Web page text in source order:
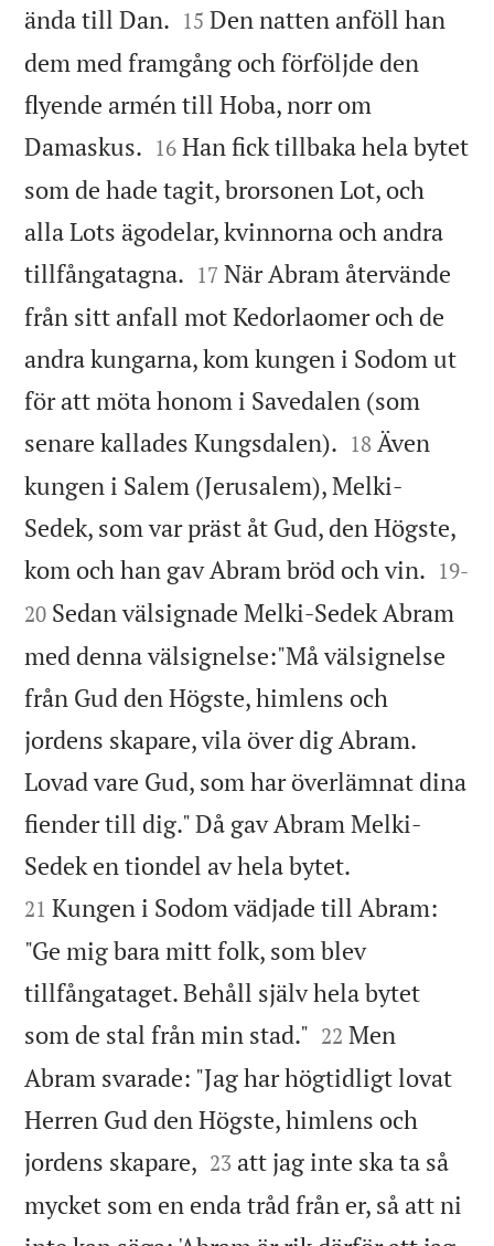
ända till Dan. 

15 Den natten anföll han
dem med framgång och förföljde den
flyende armén till Hoba, norr om
Damaskus. 

16 Han fick tillbaka hela bytet
som de hade tagit, brorsonen Lot, och
alla Lots ägodelar, kvinnorna och andra
tillfångatagna. 

17 När Abram återvände
från sitt anfall mot Kedorlaomer och de
andra kungarna, kom kungen i Sodom ut
för att möta honom i Savedalen (som
senare kallades Kungsdalen). 

18 Även
kungen i Salem (Jerusalem), Melki-
Sedek, som var präst åt Gud, den Högste,
kom och han gav Abram bröd och vin. 

19-
20 Sedan välsignade Melki-Sedek Abram
med denna välsignelse:"Må välsignelse
från Gud den Högste, himlens och
jordens skapare, vila över dig Abram.
Lovad vare Gud, som har överlämnat dina
fiender till dig." Då gav Abram Melki-
Sedek en tiondel av hela bytet.
21 Kungen i Sodom vädjade till Abram:
"Ge mig bara mitt folk, som blev
tillfångataget. Behåll själv hela bytet
som de stal från min stad." 

22 Men
Abram svarade: "Jag har högtidligt lovat
Herren Gud den Högste, himlens och
jordens skapare, 

23 att jag inte ska ta så
mycket som en enda tråd från er, så att ni